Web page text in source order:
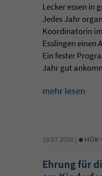
Lecker essen in
Jedes Jahr
Koordinatorin
Esslingen einen
Ein fester
Jahr gut
mehr lesen
19.07.2026 | •
Ehrung für